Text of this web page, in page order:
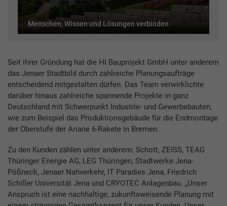
Menschen, Wissen und ­Lösungen verbinden
Seit ihrer Gründung hat die HI Bauprojekt GmbH unter anderem
das Jenaer Stadtbild durch zahlreiche Planungsaufträge
entscheidend mitgestalten dürfen. Das Team verwirklichte
darüber hinaus zahlreiche spannende Projekte in ganz
Deutschland mit Schwerpunkt Industrie- und Gewerbebauten,
wie zum Beispiel das Produktionsgebäude für die Endmontage
der Oberstufe der Ariane 6-Rakete in Bremen.
Zu den Kunden zählen unter anderem: Schott, ZEISS, TEAG
Thüringer Energie AG, LEG Thüringen, Stadtwerke Jena-
Pößneck, Jenaer Nahverkehr, IT Paradies Jena, Friedrich
Schiller Universität Jena und CRYOTEC Anlagenbau. „Unser
Anspruch ist eine nachhaltige, zukunftsweisende Planung mit